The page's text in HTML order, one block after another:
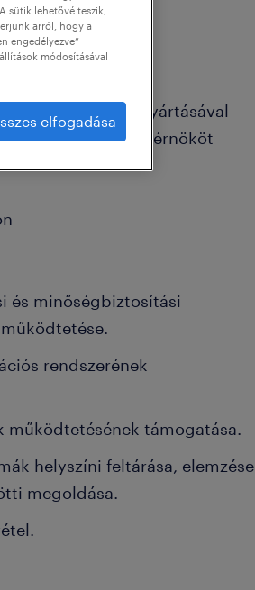
hajtások gyártásával
Quality mérnököt
és minőségbiztosítási
rendszerének
támogatása.
helyszíni feltárása, elemzése
megoldása.
sütik lehetővé teszik,
arról, hogy a
engedélyezve”
módosításával
elfogadása